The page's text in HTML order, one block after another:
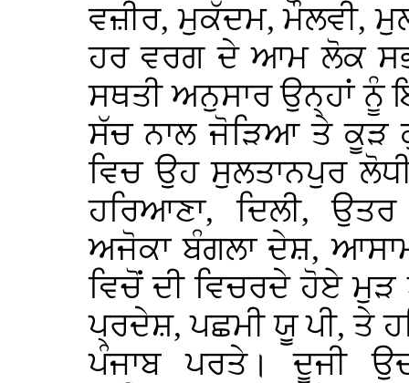
ਵਜ਼ੀਰ, ਮੁਕੱਦਮ, ਮੌਲਵੀ,
ਹਰ ਵਰਗ ਦੇ ਆਮ ਲੋਕ
ਸਥਤੀ ਅਨੁਸਾਰ ਉਨ੍ਹਾਂ ਨੂੰ
ਸੱਚ ਨਾਲ ਜੋੜਿਆ ਤੇ ਕੂੜ
ਵਿਚ ਉਹ ਸੁਲਤਾਨਪੁਰ
ਹਰਿਆਣਾ, ਦਿਲੀ,
ਅਜੋਕਾ ਬੰਗਲਾ ਦੇਸ਼,
ਵਿਚੋਂ ਦੀ ਵਿਚਰਦੇ ਹੋਏ ਮੁੜ
ਪ੍ਰਦੇਸ਼, ਪਛਮੀ ਯੂ ਪੀ, ਤੇ
ਪੰਜਾਬ ਪਰਤੇ। ਦੂਜੀ